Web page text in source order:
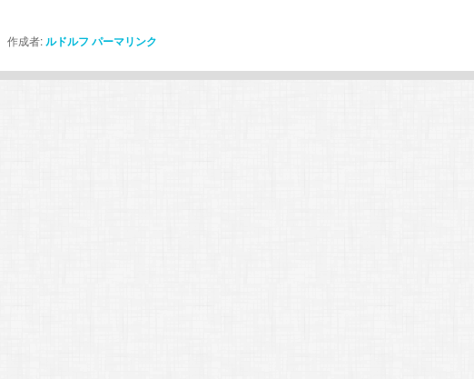
作成者:ルドルフ パーマリンク